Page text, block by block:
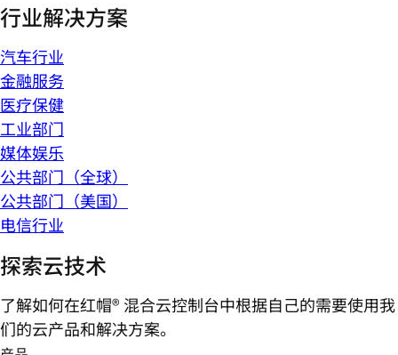
行业解决方案
汽车行业
金融服务
医疗保健
工业部门
媒体娱乐
公共部门（全球）
公共部门（美国）
电信行业
探索云技术
了解如何在红帽® 混合云控制台中根据自己的需要使用我
们的云产品和解决方案。